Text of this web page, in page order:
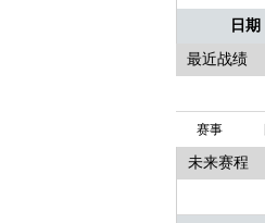
日期
最近战绩
赛事
未来赛程